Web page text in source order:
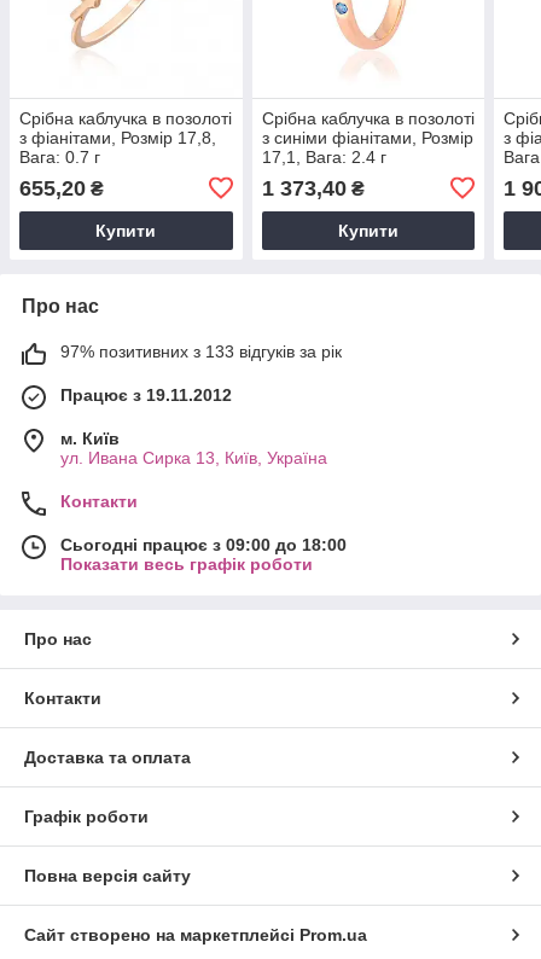
Срібна каблучка в позолоті
з фіанітами, Розмір 17,8,
Вага: 0.7 г
655,20 ₴
Купити
Срібна каблучка в позолоті
з синіми фіанітами, Розмір
17,1, Вага: 2.4 г
1 373,40₴
Купити
з
1
Про нас
97% позитивних з 133 відгуків за рік
Працює з 19.11.2012
м. Київ
ул. Ивана Сирка 13, Київ, Україна
Контакти
Сьогодні працює з 09:00 до 18:00
Показати весь графік роботи
Про нас
Контакти
Доставка та оплата
Графік роботи
Повна версія сайту
Сайт створено на маркетплейсі Prom.ua